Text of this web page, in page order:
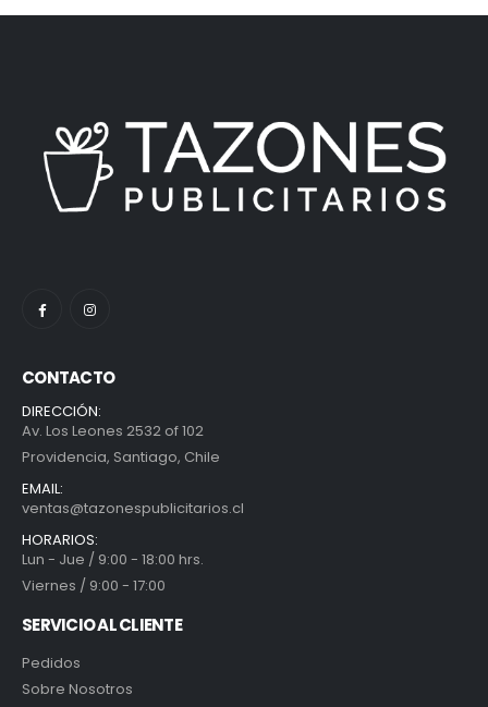
CONTACTO
DIRECCIÓN:
Av. Los Leones 2532 of 102
Providencia, Santiago, Chile
EMAIL:
ventas@tazonespublicitarios.cl
HORARIOS:
Lun - Jue / 9:00 - 18:00 hrs.
Viernes / 9:00 - 17:00
SERVICIO AL CLIENTE
Pedidos
Sobre Nosotros